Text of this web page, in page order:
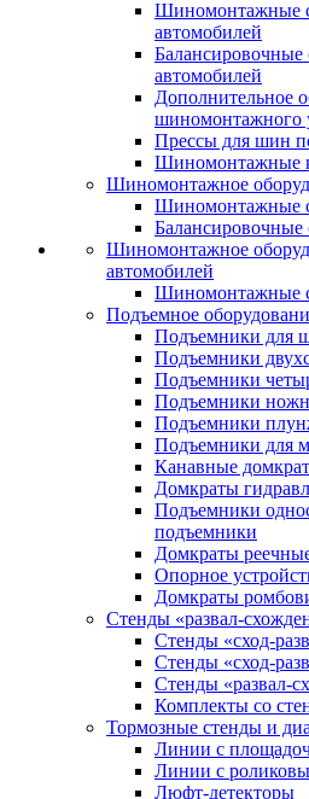
Шиномонтажные
автомобилей
автомобилей
Дополнительное
шиномонтажного
Прессы для шин
Шиномонтажные
Шиномонтажное
Шиномонтажные
Шиномонтажное
автомобилей
Шиномонтажные
Подъемное
Подъемники для
Подъемники
Подъемники
Подъемники
Подъемники
Подъемники для
Канавные
Домкраты
Подъемники
подъемники
Домкраты
Опорное
Домкраты
Стенды «развал-
Стенды «сход-
Стенды «сход-
Стенды «развал-
Комплекты со
Тормозные стенды и
Линии с
Линии с
Люфт-детекторы